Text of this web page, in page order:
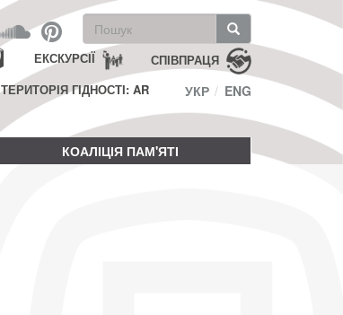
Пошукова
форма
Пошук СПІВПРАЦЯ
ЕКСКУРСІЇ
ТЕРИТОРІЯ ГІДНОСТІ: AR
УКР ENG
КОАЛІЦІЯ ПАМ'ЯТІ